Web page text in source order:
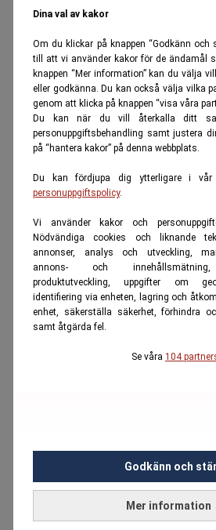
Dina val av kakor
Om du klickar på knappen “Godkänn och
till att vi använder kakor för de ändamål
knappen “Mer information” kan du välja
eller godkänna. Du kan också välja vilka
genom att klicka på knappen “visa våra
Du kan när du vill återkalla ditt
personuppgiftsbehandling samt justera
på “hantera kakor” på denna webbplats.
Du kan fördjupa dig ytterligare i vår
personuppgiftspolicy.
Vi använder kakor och
Nödvändiga cookies och liknande
annonser, analys och utveckling,
annons- och innehållsmätning,
produktutveckling, uppgifter om
identifiering via enheten, lagring och
enhet, säkerställa säkerhet, förhindra
samt åtgärda fel.
Se våra 104
Mer information
Godkänn och